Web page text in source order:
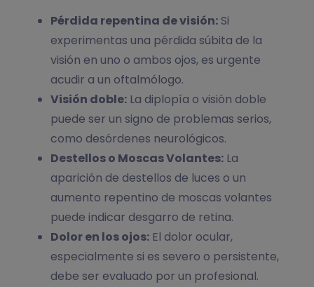
Pérdida repentina de visión: Si
experimentas una pérdida súbita de la
visión en uno o ambos ojos, es urgente
acudir a un oftalmólogo.
Visión doble: La diplopía o visión doble
puede ser un signo de problemas serios,
como desórdenes neurológicos.
Destellos o Moscas Volantes: La
aparición de destellos de luces o un
aumento repentino de moscas volantes
puede indicar desgarro de retina.
Dolor en los ojos: El dolor ocular,
especialmente si es severo o persistente,
debe ser evaluado por un profesional.